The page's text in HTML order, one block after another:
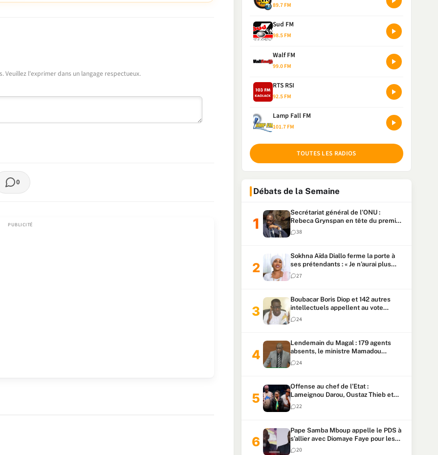
l'exprimer dans un langage respectueux.
0
89.7 FM
Sud FM
98.5 FM
Walf FM
99.0 FM
RTS RSI
92.5 FM
Lamp Fall FM
101.7 FM
TOUTES LES RADIOS
Débats de la Semaine
Secrétariat général de l’ONU :
Rebeca Grynspan en tête du premier
vote, Macky Sall pointe à la 5ᵉ place
38
Sokhna Aïda Diallo ferme la porte à
ses prétendants : « Je n’aurai plus
jamais un autre mari »
27
Boubacar Boris Diop et 142 autres
intellectuels appellent au vote
urgent de la révision
constitutionnelle
24
Lendemain du Magal : 179 agents
absents, le ministre Mamadou
Lamine Dianté exige des explications
24
Offense au chef de l’Etat :
Lameignou Darou, Oustaz Thieb et
Ndiaye Touba lourdement
condamnés
22
Pape Samba Mboup appelle le PDS à
s’allier avec Diomaye Faye pour les
locales et tacle Sonko
20